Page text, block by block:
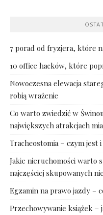
7 porad od fryzjera, które
10 office hacków, które
Nowoczesna elewacja
robią wrażenie
Co warto zwiedzić w
największych atrakcjach
Tracheostomia – czym jest
Jakie nieruchomości warto
najczęściej skupowanych
Egzamin na prawo jazdy –
Przechowywanie książek –